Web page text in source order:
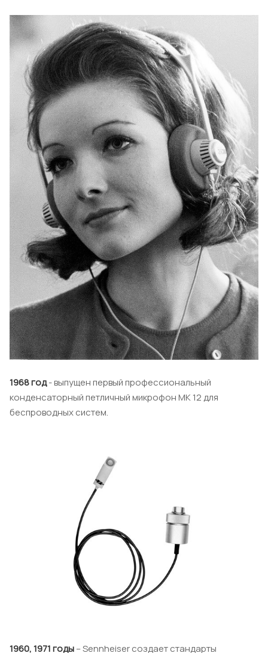
1968 год- выпущен первый профессиональный
конденсаторный петличный микрофон МК 12 для
беспроводных систем.
1960, 1971 годы– Sennheiser создает стандарты